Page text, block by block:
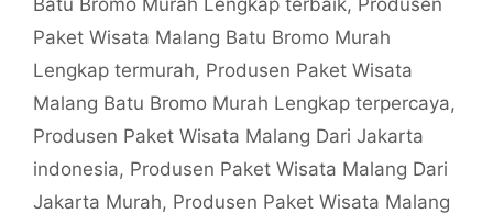
Paket Wisata Malang Batu Bromo Murah
Lengkap termurah, Produsen Paket Wisata
Malang Batu Bromo Murah Lengkap terpercaya,
Produsen Paket Wisata Malang Dari Jakarta
indonesia, Produsen Paket Wisata Malang Dari
Jakarta Murah, Produsen Paket Wisata Malang